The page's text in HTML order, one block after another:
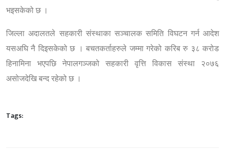
भइसकेको छ ।
जिल्ला अदालतले सहकारी संस्थाका सञ्चालक समिति विघटन गर्न आदेश
यसअघि नै दिइसकेको छ । बचतकर्ताहरुले जम्मा गरेको करिब रु ३८ करोड
हिनामिना भएपछि नेपालगञ्जको सहकारी वृत्ति विकास संस्था २०७६
असोजदेखि बन्द रहेको छ ।
Tags: